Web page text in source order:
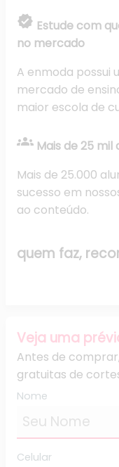
verified Estude com
no mercado
A enmoda possui
mercado de
maior escola de
groups Mais de 25
Mais de 25.000
sucesso em
ao conteúdo.
quem faz,
Veja uma
Antes de
gratuitas de
Nome
Celular